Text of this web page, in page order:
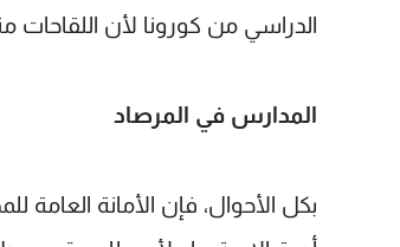
الدراسي من كورونا لأن
المدارس في المرصاد
بكل الأحوال، فإن الأمانة